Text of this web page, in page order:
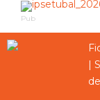
Pub
|